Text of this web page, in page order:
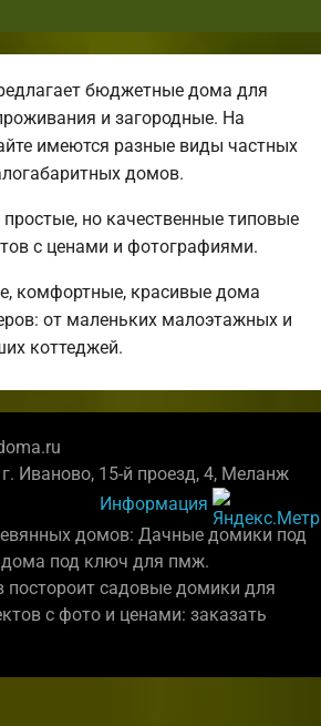
бюджетные дома для
и загородные. На
имеются разные виды частных
домов.
но качественные типовые
с ценами и фотографиями.
комфортные, красивые дома
от маленьких малоэтажных и
коттеджей.
Иваново, 15-й проезд, 4, Меланж
Информация
домов: Дачные домики под
дома под ключ для пмж.
постороит садовые домики для
с фото и ценами: заказать